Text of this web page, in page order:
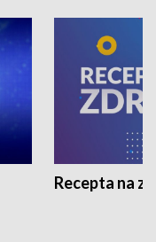
Recepta na